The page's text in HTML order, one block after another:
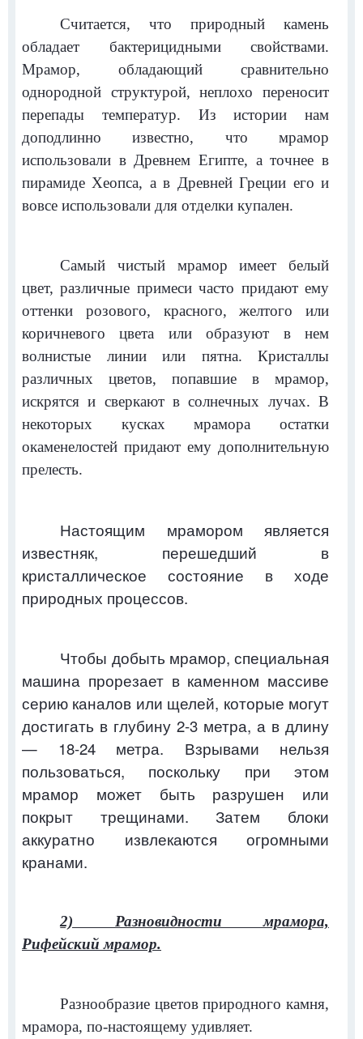
Считается, что природный камень
обладает бактерицидными свойствами.
Мрамор, обладающий сравнительно
однородной структурой, неплохо переносит
перепады температур. Из истории нам
доподлинно известно, что мрамор
использовали в Древнем Египте, а точнее в
пирамиде Хеопса, а в Древней Греции его и
вовсе использовали для отделки купален.
Самый чистый мрамор имеет белый
цвет, различные примеси часто придают ему
оттенки розового, красного, желтого или
коричневого цвета или образуют в нем
волнистые линии или пятна. Кристаллы
различных цветов, попавшие в мрамор,
искрятся и сверкают в солнечных лучах. В
некоторых кусках мрамора остатки
окаменелостей придают ему дополнительную
прелесть.
Настоящим мрамором является
известняк, перешедший в
кристаллическое состояние в ходе
природных процессов.
Чтобы добыть мрамор, специальная
машина прорезает в каменном массиве
серию каналов или щелей, которые могут
достигать в глубину 2-3 метра, а в длину
— 18-24 метра. Взрывами нельзя
пользоваться, поскольку при этом
мрамор может быть разрушен или
покрыт трещинами. Затем блоки
аккуратно извлекаются огромными
кранами.
2) Разновидности мрамора,
Рифейский мрамор.
Разнообразие цветов природного камня,
мрамора, по-настоящему удивляет.